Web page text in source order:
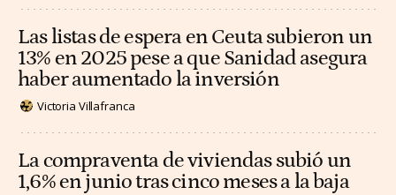
Las listas de espera en Ceuta subieron un
13% en 2025 pese a que Sanidad asegura
haber aumentado la inversión
Victoria Villafranca
La compraventa de viviendas subió un
1,6% en junio tras cinco meses a la baja